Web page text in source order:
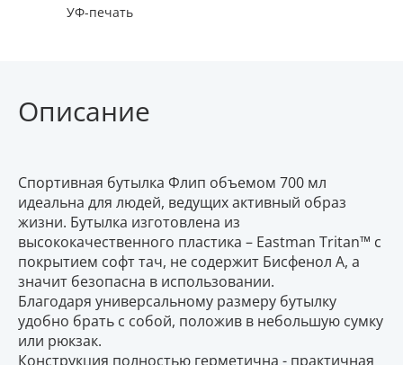
УФ-печать
Описание
Спортивная бутылка Флип объемом 700 мл
идеальна для людей, ведущих активный образ
жизни. Бутылка изготовлена из
высококачественного пластика – Eastman Tritan™ с
покрытием софт тач, не содержит Бисфенол А, а
значит безопасна в использовании.
Благодаря универсальному размеру бутылку
удобно брать с собой, положив в небольшую сумку
или рюкзак.
Конструкция полностью герметична - практичная